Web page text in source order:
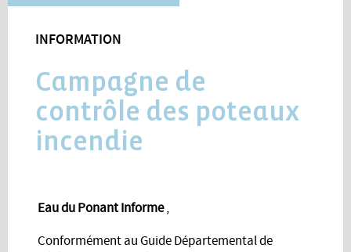
INFORMATION
Campagne de
contrôle des poteaux
incendie
Eau du Ponant Informe,
Conformément au Guide Départemental de